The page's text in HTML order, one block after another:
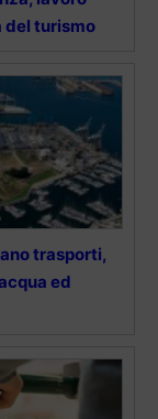
del turismo
trasporti,
ed